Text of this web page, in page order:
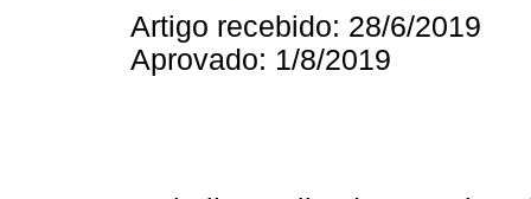
Artigo recebido: 28/6/2019
Aprovado: 1/8/2019